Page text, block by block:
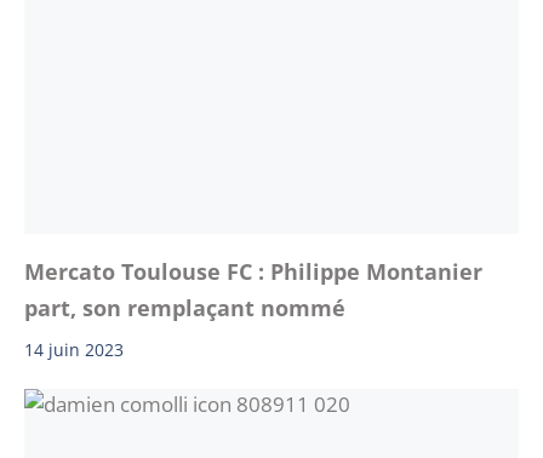
Mercato Toulouse FC : Philippe Montanier
part, son remplaçant nommé
14 juin 2023